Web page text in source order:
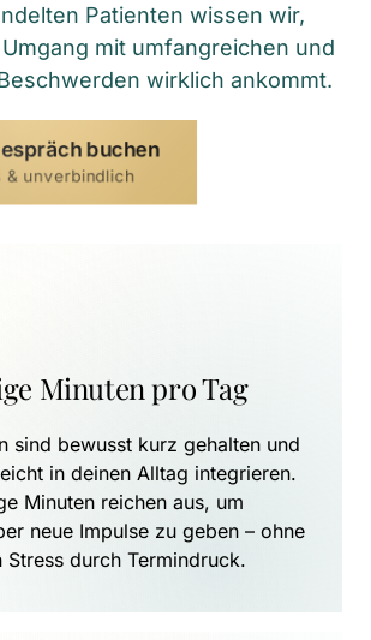
Patienten wissen wir,
mit umfangreichen und
wirklich ankommt.
buchen
& unverbindlich
Minuten pro Tag
sind bewusst kurz gehalten und
in deinen Alltag integrieren.
Minuten reichen aus, um
neue Impulse zu geben – ohne
Stress durch Termindruck.